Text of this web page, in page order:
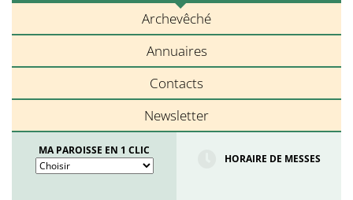
Archevêché
Annuaires
Contacts
Newsletter
MA PAROISSE EN 1 CLIC
HORAIRE DE MESSES